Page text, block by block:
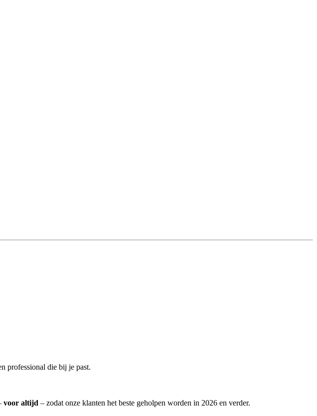
professional die bij je past.
voor altijd – zodat onze klanten het beste geholpen worden in 2026 en verder.